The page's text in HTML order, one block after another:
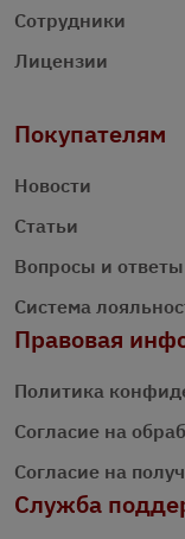
Сотрудники
Лицензии
Покупателям
Новости
Статьи
Вопросы и ответы
Система
Правовая
Политика
Согласие на
Согласие на
Служба